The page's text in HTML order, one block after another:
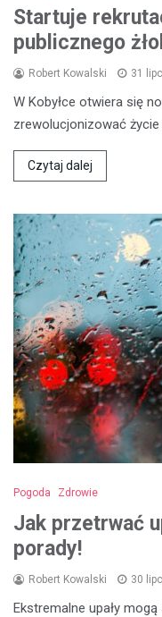
Startuje
publicznego
Robert Kowalski 31
W Kobyłce otwiera się
zrewolucjonizować
Czytaj dalej
Pogoda Zdrowie
Jak przetrwać
porady!
Robert Kowalski 30
Ekstremalne upały